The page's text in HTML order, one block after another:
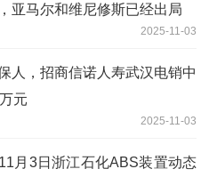
亚马尔和维尼修斯已经出局
2025-11-03
人，招商信诺人寿武汉电销中
元
2025-11-03
月3日浙江石化ABS装置动态